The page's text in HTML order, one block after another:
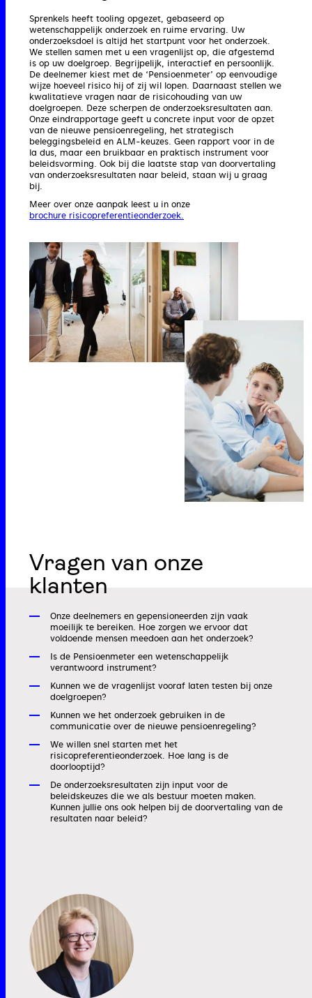
Sprenkels heeft tooling opgezet, gebaseerd op
wetenschappelijk onderzoek en ruime ervaring. Uw
onderzoeksdoel is altijd het startpunt voor het onderzoek.
We stellen samen met u een vragenlijst op, die afgestemd
is op uw doelgroep. Begrijpelijk, interactief en persoonlijk.
De deelnemer kiest met de ‘Pensioenmeter’ op eenvoudige
wijze hoeveel risico hij of zij wil lopen. Daarnaast stellen we
kwalitatieve vragen naar de risicohouding van uw
doelgroepen. Deze scherpen de onderzoeksresultaten aan.
Onze eindrapportage geeft u concrete input voor de opzet
van de nieuwe pensioenregeling, het strategisch
beleggingsbeleid en ALM-keuzes. Geen rapport voor in de
la dus, maar een bruikbaar en praktisch instrument voor
beleidsvorming. Ook bij die laatste stap van doorvertaling
van onderzoeksresultaten naar beleid, staan wij u graag
bij.
Meer over onze aanpak leest u in onze
brochure risicopreferentieonderzoek.
Vragen van onze
klanten
Onze deelnemers en gepensioneerden zijn vaak
moeilijk te bereiken. Hoe zorgen we ervoor dat
voldoende mensen meedoen aan het onderzoek?
Is de Pensioenmeter een wetenschappelijk
verantwoord instrument?
Kunnen we de vragenlijst vooraf laten testen bij onze
doelgroepen?
Kunnen we het onderzoek gebruiken in de
communicatie over de nieuwe pensioenregeling?
We willen snel starten met het
risicopreferentieonderzoek. Hoe lang is de
doorlooptijd?
De onderzoeksresultaten zijn input voor de
beleidskeuzes die we als bestuur moeten maken.
Kunnen jullie ons ook helpen bij de doorvertaling van de
resultaten naar beleid?